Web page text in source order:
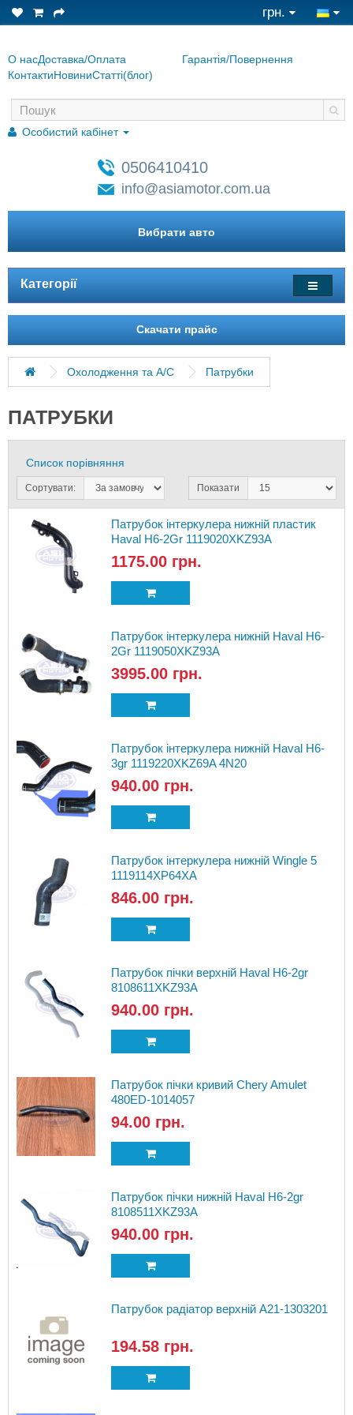
грн.
О насДоставка/Оплата
КонтактиНовиниСтаттi(блог)
Гарантiя/Повернення
Особистий кабінет
0506410410
info@asiamotor.com.ua
Вибрати авто
Категорії
Скачати прайс
Охолодження та A/C Патрубки
ПАТРУБКИ
Список порівняння
Сортувати: Показати
Патрубок інтеркулера нижній пластик
Haval H6-2Gr 1119020XKZ93A
1175.00 грн.
Патрубок інтеркулера нижній Haval H6-
2Gr 1119050XKZ93A
3995.00 грн.
Патрубок інтеркулера нижній Haval H6-
3gr 1119220XKZ69A 4N20
940.00 грн.
Патрубок інтеркулера нижній Wingle 5
1119114XP64XA
846.00 грн.
Патрубок пічки верхній Haval H6-2gr
8108611XKZ93A
940.00 грн.
Патрубок пічки кривий Chery Amulet
480ED-1014057
94.00 грн.
Патрубок пічки нижній Haval H6-2gr
8108511XKZ93A
940.00 грн.
Патрубок радіатор верхній A21-1303201
194.58 грн.